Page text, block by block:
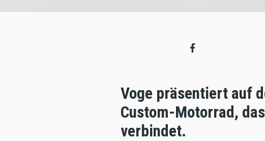
Voge präsentiert auf
Custom-Motorrad,
verbindet.